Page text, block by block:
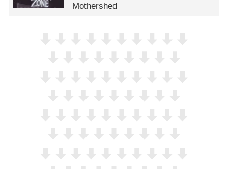
Mothershed